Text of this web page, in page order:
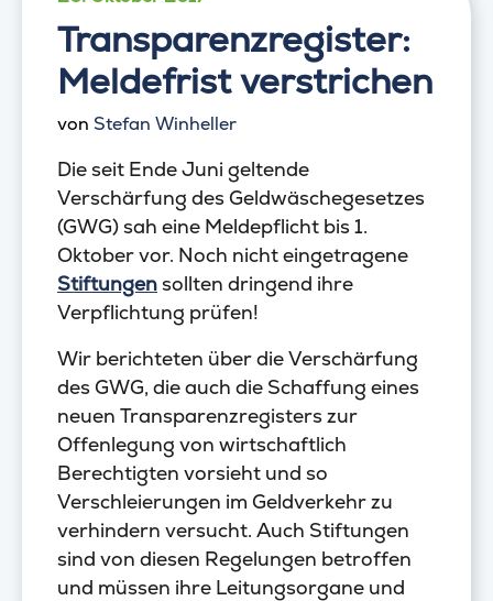
Transparenzregister:
Meldefrist verstrichen
von Stefan Winheller
Die seit Ende Juni geltende
Verschärfung des Geldwäschegesetzes
(GWG) sah eine Meldepflicht bis 1.
Oktober vor. Noch nicht eingetragene
Stiftungensollten dringend ihre
Verpflichtung prüfen!
Wir berichteten über die Verschärfung
des GWG, die auch die Schaffung eines
neuen Transparenzregisters zur
Offenlegung von wirtschaftlich
Berechtigten vorsieht und so
Verschleierungen im Geldverkehr zu
verhindern versucht. Auch Stiftungen
sind von diesen Regelungen betroffen
und müssen ihre Leitungsorgane und